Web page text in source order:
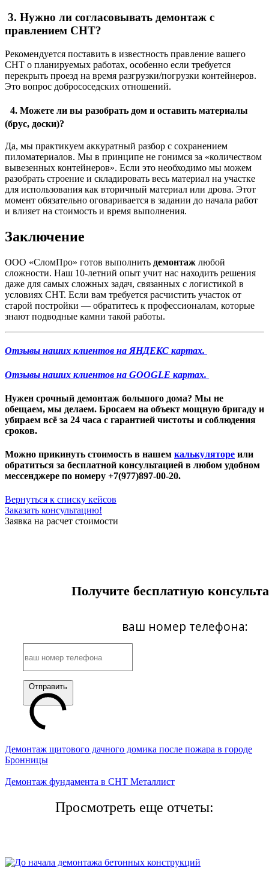
3. Нужно ли согласовывать демонтаж с
правлением СНТ?
Рекомендуется поставить в известность правление вашего
СНТ о планируемых работах, особенно если требуется
перекрыть проезд на время разгрузки/погрузки контейнеров.
Это вопрос добрососедских отношений.
4. Можете ли вы разобрать дом и оставить материалы
(брус, доски)?
Да, мы практикуем аккуратный разбор с сохранением
пиломатериалов. Мы в принципе не гонимся за «количеством
вывезенных контейнеров». Если это необходимо мы можем
разобрать строение и складировать весь материал на участке
для использования как вторичный материал или дрова. Этот
момент обязательно оговаривается в задании до начала работ
и влияет на стоимость и время выполнения.
Заключение
ООО «СломПро» готов выполнить демонтаж любой
сложности. Наш 10-летний опыт учит нас находить решения
даже для самых сложных задач, связанных с логистикой в
условиях СНТ. Если вам требуется расчистить участок от
старой постройки — обратитесь к профессионалам, которые
знают подводные камни такой работы.
Отзывы наших клиентов на ЯНДЕКС картах.
Отзывы наших клиентов на GOOGLE картах.
Нужен срочный демонтаж большого дома? Мы не
обещаем, мы делаем. Бросаем на объект мощную бригаду и
убираем всё за 24 часа с гарантией чистоты и соблюдения
сроков.
Можно прикинуть стоимость в нашем калькуляторе или
обратиться за бесплатной консультацией в любом удобном
мессенджере по номеру +7(977)897-00-20.
Вернуться к списку кейсов
Заказать консультацию!
Заявка на расчет стоимости
Получите бесплатную
ваш номер телефона:
Отправить
Демонтаж щитового дачного домика после пожара в городе
Бронницы
Демонтаж фундамента в СНТ Металлист
Просмотреть еще отчеты: